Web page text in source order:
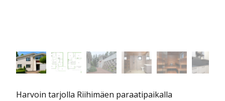
Harvoin tarjolla Riihimäen paraatipaikalla